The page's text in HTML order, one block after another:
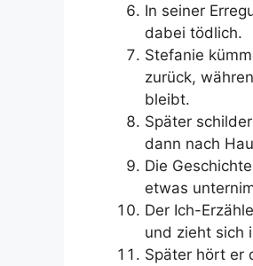
In seiner
dabei tödlich.
Stefanie
zurück,
bleibt.
Später
dann nach
Die
etwas
Der Ich-
und zieht sich
Später hört er